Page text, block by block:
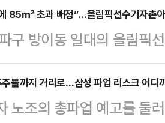
가 희망퇴직을 진행한 가
업계에서는 그룹 차원의
.현대엔지니어링은 지난
릴 전망이다.소득 기준과
단이 가능하다.6일 금융
비 점검회의’를 열고 상
는 오는 6월 한 달간만 청
도해지 방식으로 진행되
85㎡ 초과 배정”…올림픽선수기자촌아
구 방이동 일대의 올림픽
망이다.6일 정비업계에
자촌아파트 재건축정비사
향평가서(초안)’에 대해
들까지 거리로…삼성 파업 리스크 어디
노조의 총파업 예고를 둘